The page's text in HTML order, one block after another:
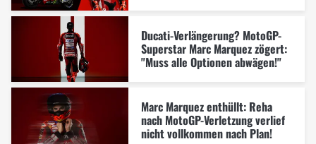
Ducati-Verlängerung? MotoGP-
Superstar Marc Marquez zögert:
"Muss alle Optionen abwägen!"
Marc Marquez enthüllt: Reha
nach MotoGP-Verletzung verlief
nicht vollkommen nach Plan!